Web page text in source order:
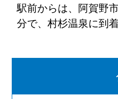
駅前からは、阿賀野
分で、村杉温泉に到